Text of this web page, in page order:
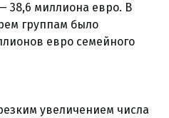
38,6 миллиона евро. В
группам было
евро семейного
увеличением числа